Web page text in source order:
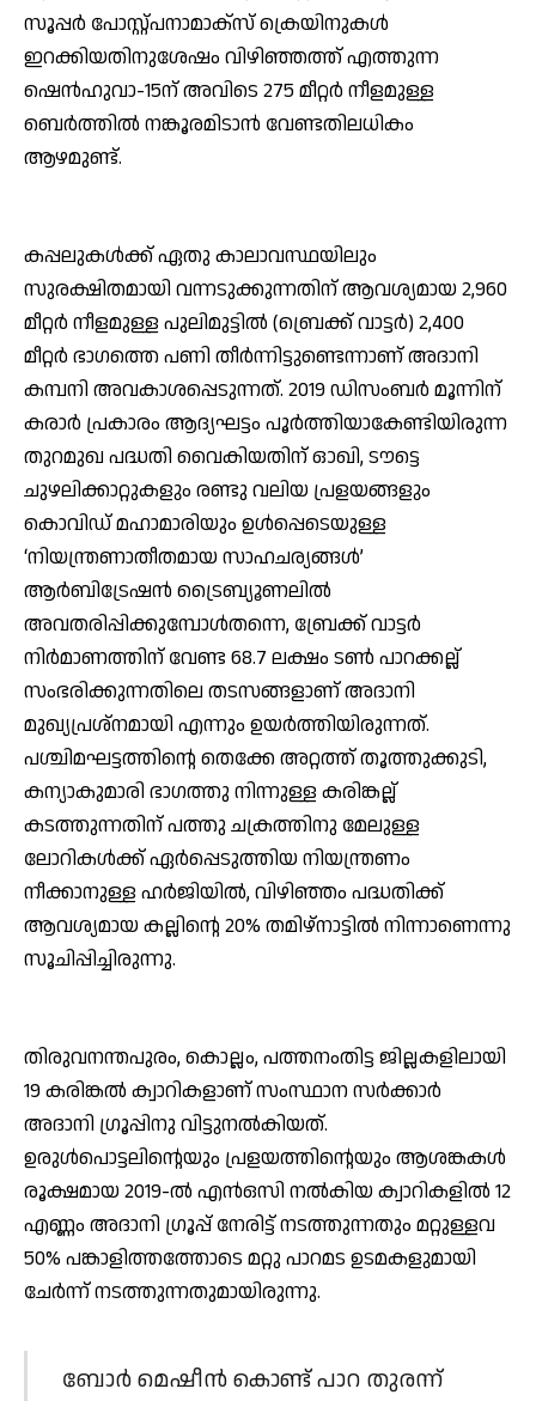
സൂപ്പര്‍ പോസ്റ്റ്പനാമാക്സ് ക്രെയിനുകള്‍
ഇറക്കിയതിനുശേഷം വിഴിഞ്ഞത്ത് എത്തുന്ന
ഷെന്‍ഹുവാ-15ന് അവിടെ 275 മീറ്റര്‍ നീളമുള്ള
ബെര്‍ത്തില്‍ നങ്കൂരമിടാന്‍ വേണ്ടതിലധികം
ആഴമുണ്ട്.
കപ്പലുകള്‍ക്ക് ഏതു കാലാവസ്ഥയിലും
സുരക്ഷിതമായി വന്നടുക്കുന്നതിന് ആവശ്യമായ 2,960
മീറ്റര്‍ നീളമുള്ള പുലിമുട്ടില്‍ (ബ്രെക്ക് വാട്ടര്‍) 2,400
മീറ്റര്‍ ഭാഗത്തെ പണി തീര്‍ന്നിട്ടുണ്ടെന്നാണ് അദാനി
കമ്പനി അവകാശപ്പെടുന്നത്. 2019 ഡിസംബര്‍ മൂന്നിന്
കരാര്‍ പ്രകാരം ആദ്യഘട്ടം പൂര്‍ത്തിയാകേണ്ടിയിരുന്ന
തുറമുഖ പദ്ധതി വൈകിയതിന് ഓഖി, ടൗട്ടെ
ചുഴലിക്കാറ്റുകളും രണ്ടു വലിയ പ്രളയങ്ങളും
കൊവിഡ് മഹാമാരിയും ഉള്‍പ്പെടെയുള്ള
‘നിയന്ത്രണാതീതമായ സാഹചര്യങ്ങള്‍’
ആര്‍ബിട്രേഷന്‍ ട്രൈബ്യൂണലില്‍
അവതരിപ്പിക്കുമ്പോള്‍തന്നെ, ബ്രേക്ക് വാട്ടര്‍
നിര്‍മാണത്തിന് വേണ്ട 68.7 ലക്ഷം ടണ്‍ പാറക്കല്ല്
സംഭരിക്കുന്നതിലെ തടസങ്ങളാണ് അദാനി
മുഖ്യപ്രശ്നമായി എന്നും ഉയര്‍ത്തിയിരുന്നത്.
പശ്ചിമഘട്ടത്തിന്റെ തെക്കേ അറ്റത്ത് തൂത്തുക്കുടി,
കന്യാകുമാരി ഭാഗത്തു നിന്നുള്ള കരിങ്കല്ല്
കടത്തുന്നതിന് പത്തു ചക്രത്തിനു മേലുള്ള
ലോറികള്‍ക്ക് ഏര്‍പ്പെടുത്തിയ നിയന്ത്രണം
നീക്കാനുള്ള ഹര്‍ജിയില്‍, വിഴിഞ്ഞം പദ്ധതിക്ക്
ആവശ്യമായ കല്ലിന്റെ 20% തമിഴ്നാട്ടില്‍ നിന്നാണെന്നു
സൂചിപ്പിച്ചിരുന്നു.
തിരുവനന്തപുരം, കൊല്ലം, പത്തനംതിട്ട ജില്ലകളിലായി
19 കരിങ്കല്‍ ക്വാറികളാണ് സംസ്ഥാന സര്‍ക്കാര്‍
അദാനി ഗ്രൂപ്പിനു വിട്ടുനല്‍കിയത്.
ഉരുള്‍പൊട്ടലിന്റെയും പ്രളയത്തിന്റെയും ആശങ്കകള്‍
രൂക്ഷമായ 2019-ല്‍ എന്‍ഒസി നല്‍കിയ ക്വാറികളില്‍ 12
എണ്ണം അദാനി ഗ്രൂപ്പ് നേരിട്ട് നടത്തുന്നതും മറ്റുള്ളവ
50% പങ്കാളിത്തത്തോടെ മറ്റു പാറമട ഉടമകളുമായി
ചേര്‍ന്ന് നടത്തുന്നതുമായിരുന്നു.
ബോര്‍ മെഷീന്‍ കൊണ്ട് പാറ തുരന്ന്